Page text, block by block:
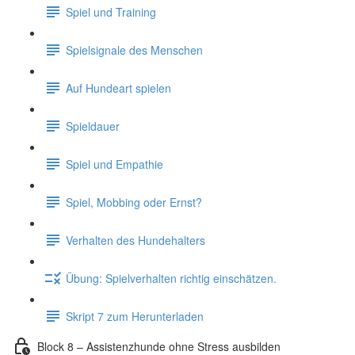
Spiel und Training
Spielsignale des Menschen
Auf Hundeart spielen
Spieldauer
Spiel und Empathie
Spiel, Mobbing oder Ernst?
Verhalten des Hundehalters
Übung: Spielverhalten richtig einschätzen.
Skript 7 zum Herunterladen
Block 8 – Assistenzhunde ohne Stress ausbilden